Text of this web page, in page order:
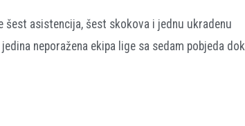
šest asistencija, šest skokova i jednu ukradenu
neporažena ekipa lige sa sedam pobjeda dok